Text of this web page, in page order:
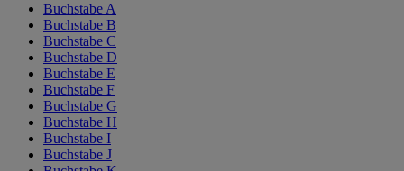
Buchstabe A
Buchstabe B
Buchstabe C
Buchstabe D
Buchstabe E
Buchstabe F
Buchstabe G
Buchstabe H
Buchstabe I
Buchstabe J